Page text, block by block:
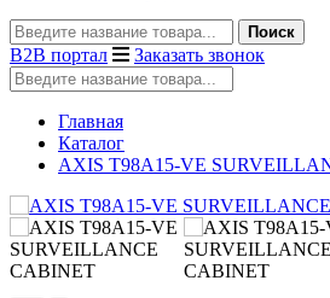
Поиск
B2B портал Заказать звонок
Главная
Каталог
AXIS T98A15-VE